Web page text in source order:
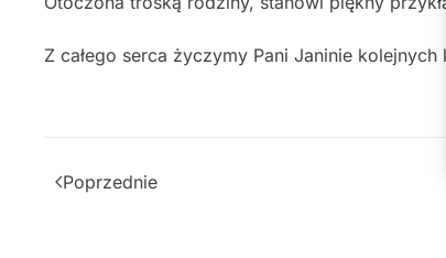
Z całego serca życzymy Pani Janinie kolejnych
Poprzednie